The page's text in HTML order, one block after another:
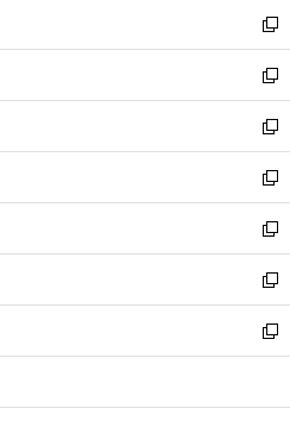
く
ド
ウ
で
開
く
ィ
ン
ド
ウ
で
開
く
い
ウ
ィ
ン
ド
ウ
で
開
く
新
し
い
ウ
ィ
ン
ド
ウ
で
開
く
新
し
い
ウ
ィ
ン
ド
ウ
で
開
く
新
し
い
ウ
ィ
ン
ド
ウ
で
開
新
し
い
ウ
ィ
ン
ド
ウ
開
新
し
い
ウ
ィ
ン
ウ
新
し
い
ウ
ン
新
し
ウ